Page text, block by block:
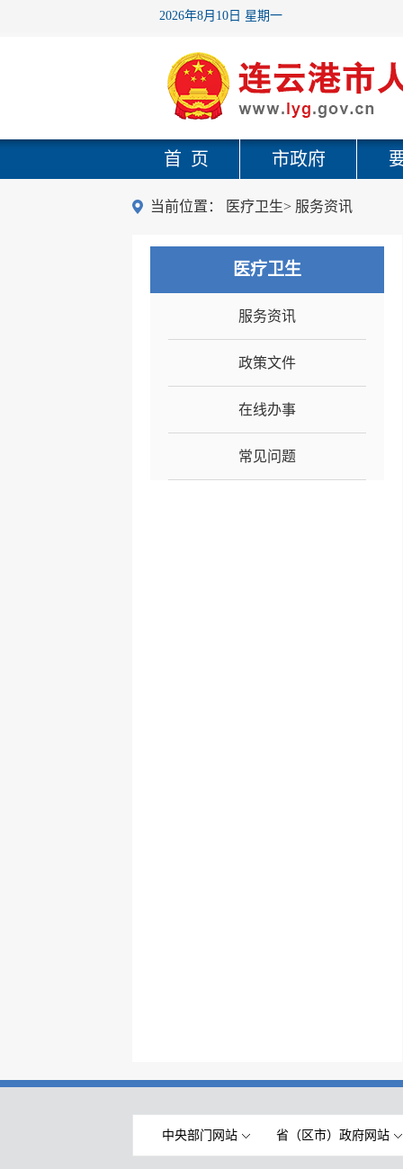
2026年8月10日 星期一
首 页 市政府
当前位置： 医疗卫生> 服务资讯
医疗卫生
服务资讯
政策文件
在线办事
常见问题
中央部门网站 省（区市）政府网站